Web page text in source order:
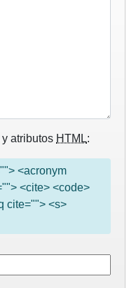
atributos HTML:
<acronym
<cite> <code>
cite=""> <s>